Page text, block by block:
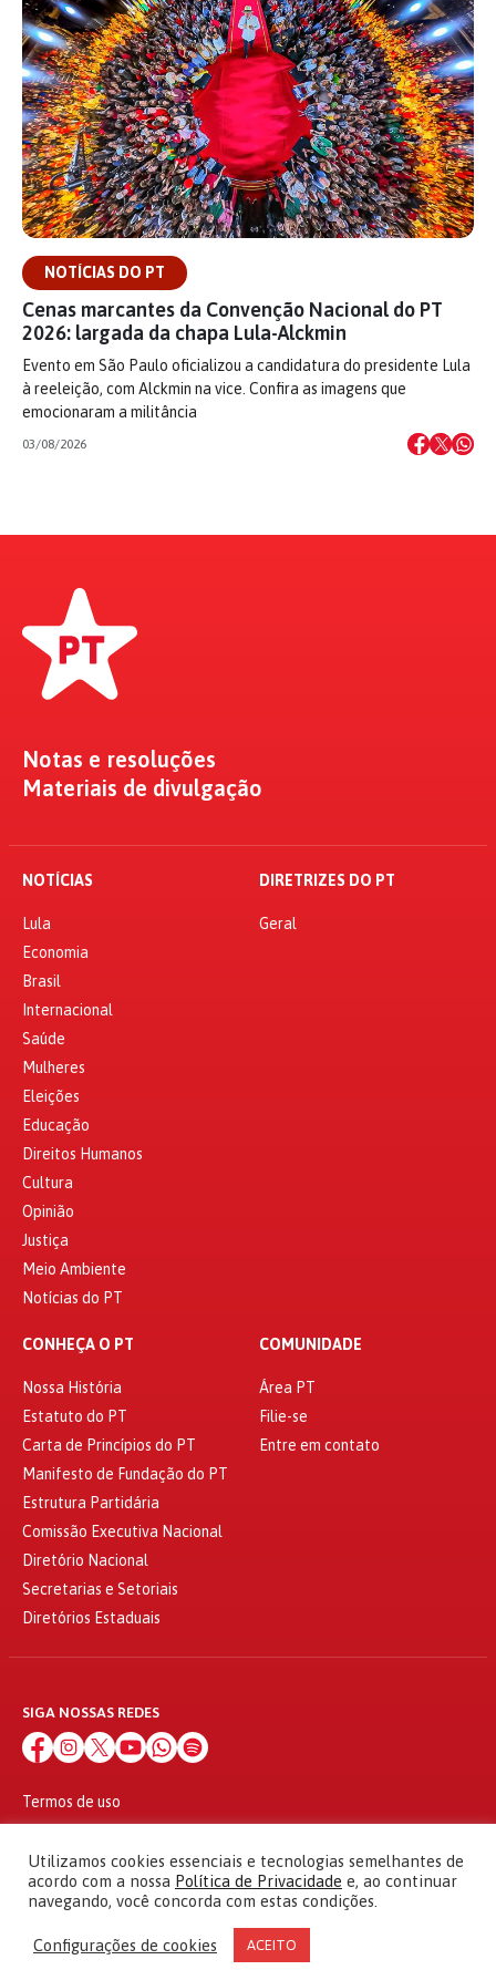
NOTÍCIAS DO PT
Cenas marcantes da Convenção Nacional do PT
2026: largada da chapa Lula-Alckmin
Evento em São Paulo oficializou a candidatura do presidente Lula
à reeleição, com Alckmin na vice. Confira as imagens que
emocionaram a militância
03/08/2026
Notas e resoluções
Materiais de divulgação
NOTÍCIAS
Lula
Economia
Brasil
Internacional
Saúde
Mulheres
Eleições
Educação
Direitos Humanos
Cultura
Opinião
Justiça
Meio Ambiente
Notícias do PT
DIRETRIZES DO PT
Geral
CONHEÇA O PT
Nossa História
Estatuto do PT
Carta de Princípios do PT
Manifesto de Fundação do PT
Estrutura Partidária
Comissão Executiva Nacional
Diretório Nacional
Secretarias e Setoriais
Diretórios Estaduais
COMUNIDADE
Área PT
Filie-se
Entre em contato
SIGA NOSSAS REDES
Termos de uso
© 2010 - 2026
Partido dos Trabalhadores Todos os direitos reservados
Utilizamos cookies essenciais e tecnologias semelhantes de
acordo com a nossa Política de Privacidade e, ao continuar
navegando, você concorda com estas condições.
Configurações de cookies ACEITO